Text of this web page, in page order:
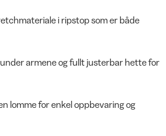
i ripstop som er både
armene og fullt justerbar hette for
lomme for enkel oppbevaring og